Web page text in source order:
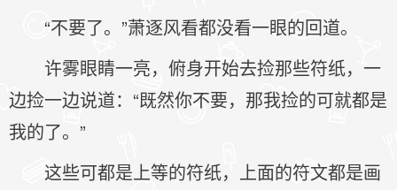
“不要了。”萧逐风看都没看一眼的回道。
许雾眼睛一亮，俯身开始去捡那些符纸，一
边捡一边说道：“既然你不要，那我捡的可就都是
我的了。”
这些可都是上等的符纸，上面的符文都是画